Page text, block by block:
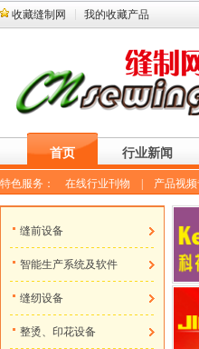
收藏缝制网 我的收藏产品
首页 行业新闻
特色服务： 在线行业刊物 产品视
缝前设备
智能生产系统及软件
缝纫设备
整烫、印花设备